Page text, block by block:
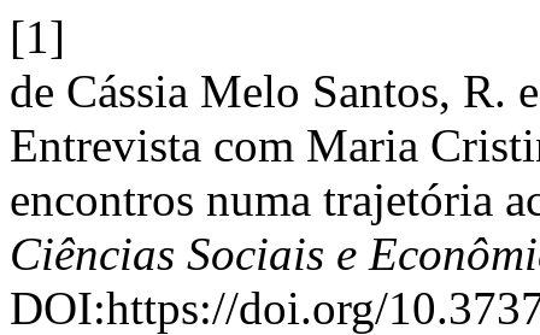
[1]
de Cássia Melo Santos, R.
Entrevista com Maria
encontros numa trajetória
Ciências Sociais e
DOI:https://doi.org/